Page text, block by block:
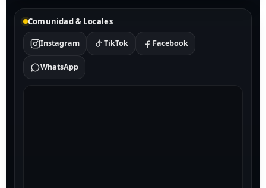
Comunidad & Locales
Instagram TikTok Facebook
WhatsApp